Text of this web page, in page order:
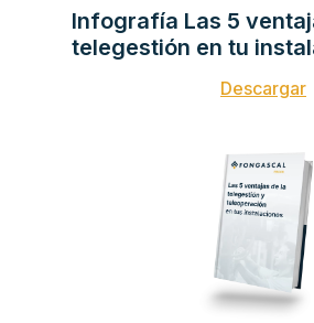
Infografía Las 5
telegestión en tu
Descargar